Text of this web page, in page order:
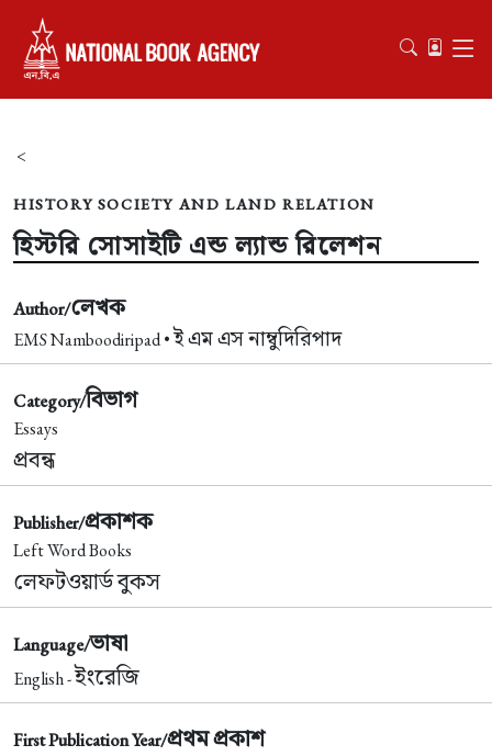
<
HISTORY SOCIETY AND LAND RELATION
হিস্টরি সোসাইটি এন্ড ল্যান্ড রিলেশন
Author/লেখক
EMS Namboodiripad •ই এম এস নাম্বুদিরিপাদ
Category/বিভাগ
Essays
প্রবন্ধ
Publisher/প্রকাশক
Left Word Books
লেফটওয়ার্ড বুকস
Language/ভাষা
English -ইংরেজি
First Publication Year/প্রথম প্রকাশ